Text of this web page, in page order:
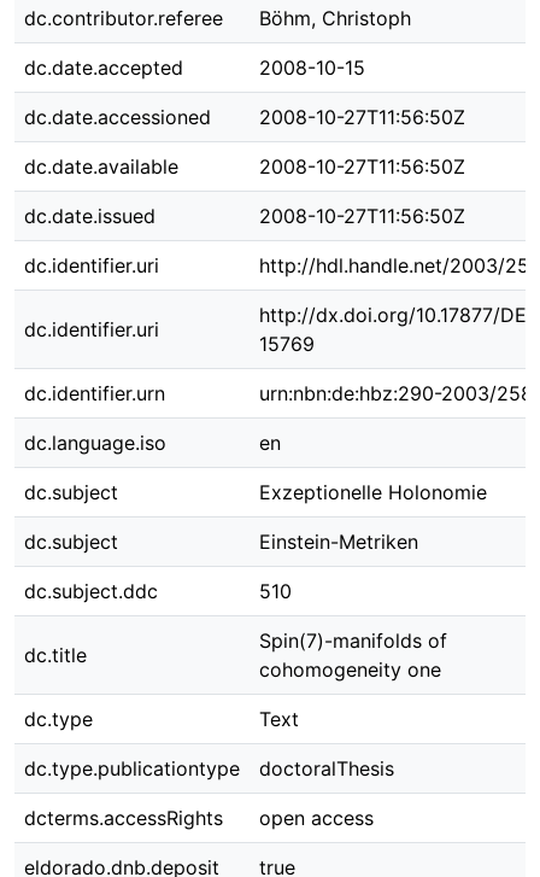
dc.contributor.referee Böhm, Christoph
dc.date.accepted 2008-10-15
dc.date.accessioned 2008-10-27T11:56:50Z
dc.date.available 2008-10-27T11:56:50Z
dc.date.issued 2008-10-27T11:56:50Z
dc.identifier.uri http://hdl.handle.net/2003/
dc.identifier.uri
http://dx.doi.org/10.17877/
15769
dc.identifier.urn urn:nbn:de:hbz:290-2003/
dc.language.iso en
dc.subject Exzeptionelle Holonomie
dc.subject Einstein-Metriken
dc.subject.ddc 510
dc.title
Spin(7)-manifolds of
cohomogeneity one
dc.type Text
dc.type.publicationtype doctoralThesis
dcterms.accessRights open access
eldorado.dnb.deposit true